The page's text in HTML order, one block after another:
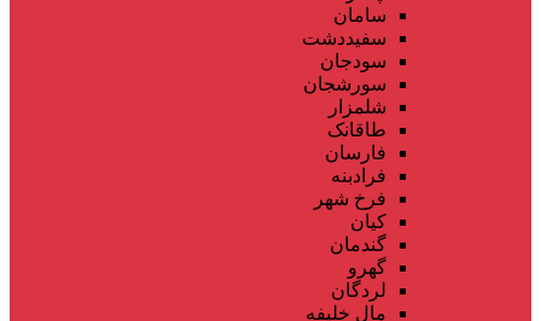
سامان
سفیددشت
سودجان
سورشجان
شلمزار
طاقانک
فارسان
فرادبنه
فرخ شهر
کیان
گندمان
گهرو
لردگان
مال خلیفه